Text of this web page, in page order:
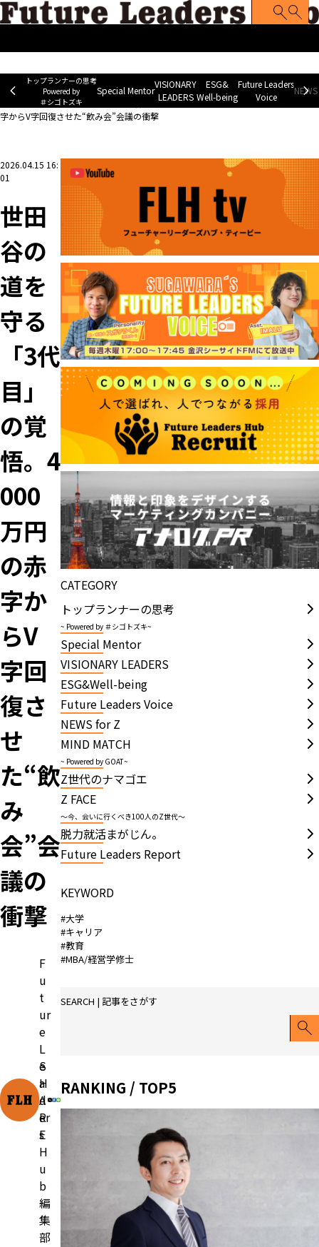
トップランナーの思考
Powered by
＃シゴトズキ
Special Mentor
VISIONARY
LEADERS
ESG&
Well-being
Future Leaders
Voice
Future Leaders Voice
世田谷の道を守る「3代目」の覚悟。4000万円の赤
字からV字回復させた“飲み会”会議の衝撃
2026.04.15 16:
01
世田
谷の
道を
守る
「3代
目」
の覚
悟。4
000
万円
の赤
字か
らV
字回
復さ
せ
た“飲
み
会”会
議の
衝撃
F
u
t
ur
e
L
e
a
d
er
s
H
u
b
編
集
部
S
H
A
R
E
CATEGORY
トップランナーの思考
~ Powered by ＃シゴトズキ~
Special Mentor
VISIONARY LEADERS
ESG&Well-being
Future Leaders Voice
NEWS for Z
MIND MATCH
~ Powered by GOAT~
Z世代のナマゴエ
Z FACE
～今、会いに行くべき100人のZ世代～
脱力就活まがじん。
Future Leaders Report
KEYWORD
#大学
#キャリア
#教育
#MBA/経営学修士
SEARCH | 記事をさがす
RANKING / TOP5